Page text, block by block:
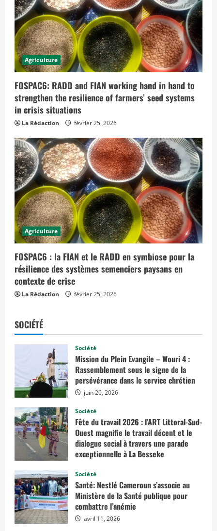
Agriculture
FOSPAC6: RADD and FIAN working hand in hand to
strengthen the resilience of farmers’ seed systems
in crisis situations
La Rédaction février 25, 2026
Agriculture
FOSPAC6 : la FIAN et le RADD en symbiose pour la
résilience des systèmes semenciers paysans en
contexte de crise
La Rédaction février 25, 2026
SOCIÉTÉ
Société
Mission du Plein Evangile – Wouri 4 :
Rassemblement sous le signe de la
persévérance dans le service chrétien
juin 20, 2026
Société
Fête du travail 2026 : l’ART Littoral-Sud-
Ouest magnifie le travail décent et le
dialogue social à travers une parade
exceptionnelle à La Besseke
Société
Santé: Nestlé Cameroun s’associe au
Ministère de la Santé publique pour
combattre l’anémie
avril 11, 2026